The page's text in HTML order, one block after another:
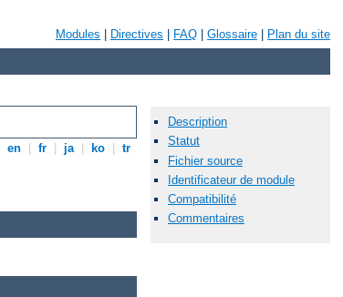
Modules Directives FAQ Glossaire Plan du site
en fr ja ko tr
Description
Statut
Fichier source
Identificateur de module
Compatibilité
Commentaires